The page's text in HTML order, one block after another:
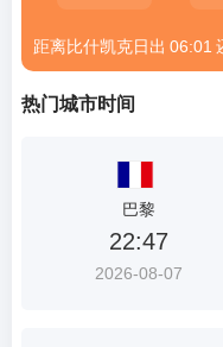
卖
距离比什凯克日出 06:01
热门城市时间
巴黎
22:47
2026-08-07